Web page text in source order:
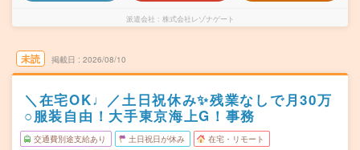
派遣会社 株式会社レゾナゲート
未読 掲載日 2026/08/10
＼在宅OK♩／土日祝休み✨残業なしで月30万
○服装自由！大手東京海上G！事務
交通費別途支給あり 土日祝日が休み 在宅・リモート